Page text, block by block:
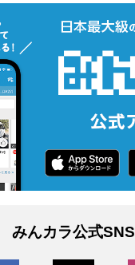
みんカラ公式SNS